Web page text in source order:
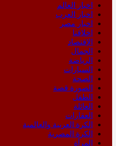
اخبار العالم
اخبار العرب
اخبار مصر
اخلاقنا
الإقتصاد
الجمال
الرياضة
السيارات
الصحة
الصورة قصة
الطفل
العائلة
العقارات
الكرة العربية والعالمية
الكرة المصرية
المرأة